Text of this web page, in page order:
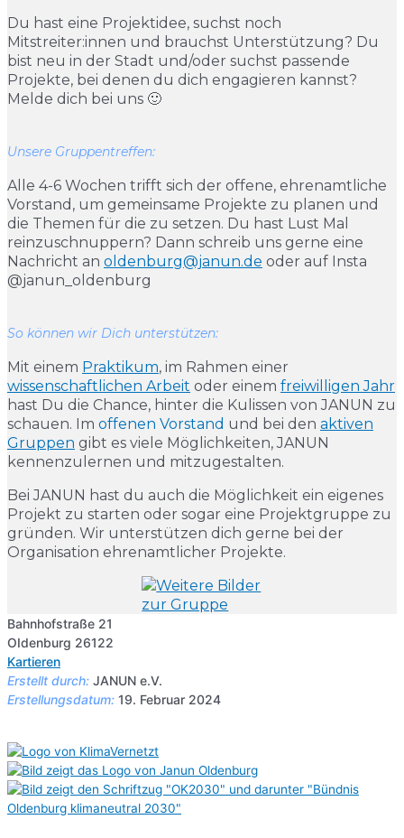
Du hast eine Projektidee, suchst noch
Mitstreiter:innen und brauchst Unterstützung? Du
bist neu in der Stadt und/oder suchst passende
Projekte, bei denen du dich engagieren kannst?
Melde dich bei uns 🙂
Unsere Gruppentreffen:
Alle 4-6 Wochen trifft sich der offene, ehrenamtliche
Vorstand, um gemeinsame Projekte zu planen und
die Themen für die zu setzen. Du hast Lust Mal
reinzuschnuppern? Dann schreib uns gerne eine
Nachricht an oldenburg@janun.de oder auf Insta
@janun_oldenburg
So können wir Dich unterstützen:
Mit einem Praktikum, im Rahmen einer
wissenschaftlichen Arbeit oder einem freiwilligen Jahr
hast Du die Chance, hinter die Kulissen von JANUN zu
schauen. Im offenen Vorstand und bei den aktiven
Gruppen gibt es viele Möglichkeiten, JANUN
kennenzulernen und mitzugestalten.
Bei JANUN hast du auch die Möglichkeit ein eigenes
Projekt zu starten oder sogar eine Projektgruppe zu
gründen. Wir unterstützen dich gerne bei der
Organisation ehrenamtlicher Projekte.
Bahnhofstraße 21
OIdenburg 26122
Kartieren
Erstellt durch: JANUN e.V.
Erstellungsdatum: 19. Februar 2024